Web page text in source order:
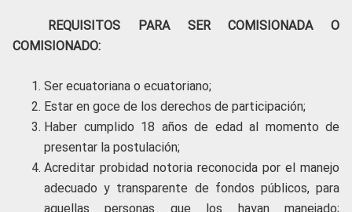
REQUISITOS PARA SER COMISIONADA O
COMISIONADO:
Ser ecuatoriana o ecuatoriano;
Estar en goce de los derechos de participación;
Haber cumplido 18 años de edad al momento de
presentar la postulación;
Acreditar probidad notoria reconocida por el manejo
adecuado y transparente de fondos públicos, para
aquellas personas que los hayan manejado;